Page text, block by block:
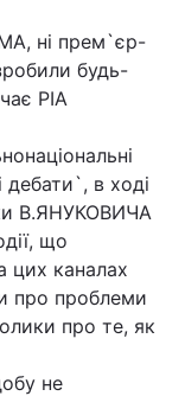
ні прем`єр-
будь-
РІА
в ході
В.ЯНУКОВИЧА
що
цих каналах
про проблеми
про те, як
не